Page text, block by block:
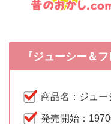
『ジューシー＆
商品名：ジュー
発売開始：1970